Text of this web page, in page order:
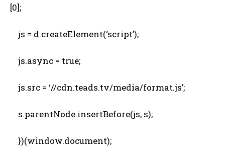
[0];
js = d.createElement(‘script’);
js.async = true;
js.src = ‘//cdn.teads.tv/media/format.js’;
s.parentNode.insertBefore(js, s);
})(window.document);